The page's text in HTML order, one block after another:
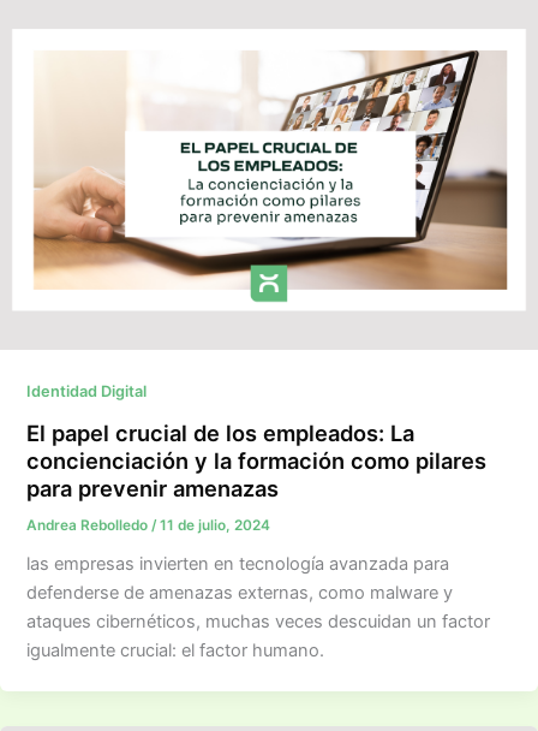
Identidad Digital
El papel crucial de los empleados: La
concienciación y la formación como pilares
para prevenir amenazas ​
Andrea Rebolledo /11 de julio, 2024
las empresas invierten en tecnología avanzada para
defenderse de amenazas externas, como malware y
ataques cibernéticos, muchas veces descuidan un factor
igualmente crucial: el factor humano.​